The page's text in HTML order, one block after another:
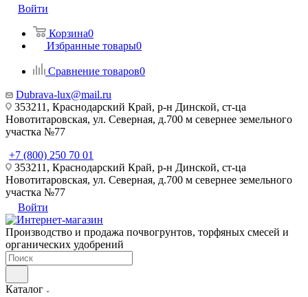
Войти
Корзина0
Избранные товары0
Сравнение товаров0
Dubrava-lux@mail.ru
353211, Краснодарский Край, р-н Динской, ст-ца
Новотитаровская, ул. Северная, д.700 м севернее земельного
участка №77
+7 (800) 250 70 01
353211, Краснодарский Край, р-н Динской, ст-ца
Новотитаровская, ул. Северная, д.700 м севернее земельного
участка №77
Войти
Производство и продажа почвогрунтов, торфяных смесей и
органических удобрений
Каталог